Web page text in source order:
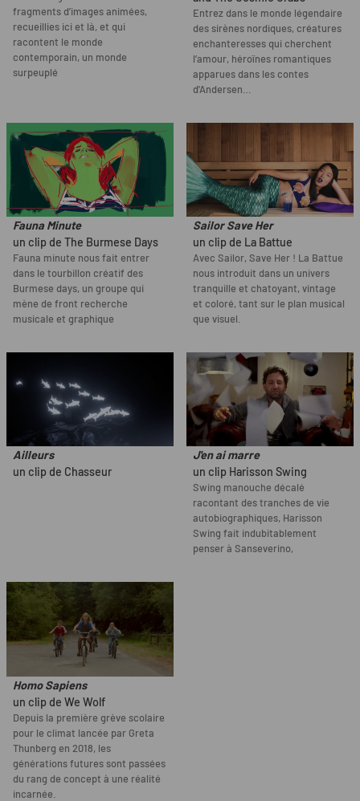
fragments d’images animées,
recueillies ici et là, et qui
racontent le monde
contemporain, un monde
surpeuplé
Entrez dans le monde légendaire
des sirènes nordiques, créatures
enchanteresses qui cherchent
l’amour, héroïnes romantiques
apparues dans les contes
d'Andersen…
Fauna Minute
un clip de The Burmese Days
Fauna minute nous fait entrer
dans le tourbillon créatif des
Burmese days, un groupe qui
mène de front recherche
musicale et graphique
Sailor Save Her
un clip de La Battue
Avec Sailor, Save Her ! La Battue
nous introduit dans un univers
tranquille et chatoyant, vintage
et coloré, tant sur le plan musical
que visuel.
Ailleurs
un clip de Chasseur
J'en ai marre
un clip Harisson Swing
Swing manouche décalé
racontant des tranches de vie
autobiographiques, Harisson
Swing fait indubitablement
penser à Sanseverino,
Homo Sapiens
un clip de We Wolf
Depuis la première grève scolaire
pour le climat lancée par Greta
Thunberg en 2018, les
générations futures sont passées
du rang de concept à une réalité
incarnée.